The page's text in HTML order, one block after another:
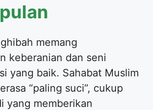
memang
keberanian dan seni
yang baik. Sahabat Muslim
“paling suci”, cukup
yang memberikan